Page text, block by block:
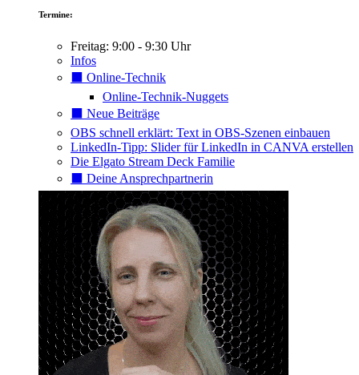
Termine:
Freitag: 9:00 - 9:30 Uhr
Infos
⬛️ Online-Technik
Online-Technik-Nuggets
⬛️ Neue Beiträge
OBS schnell erklärt: Text in OBS-Szenen einbauen
LinkedIn-Tipp: Slider für LinkedIn in CANVA erstellen
Die Elgato Stream Deck Familie
⬛️ Deine Ansprechpartnerin